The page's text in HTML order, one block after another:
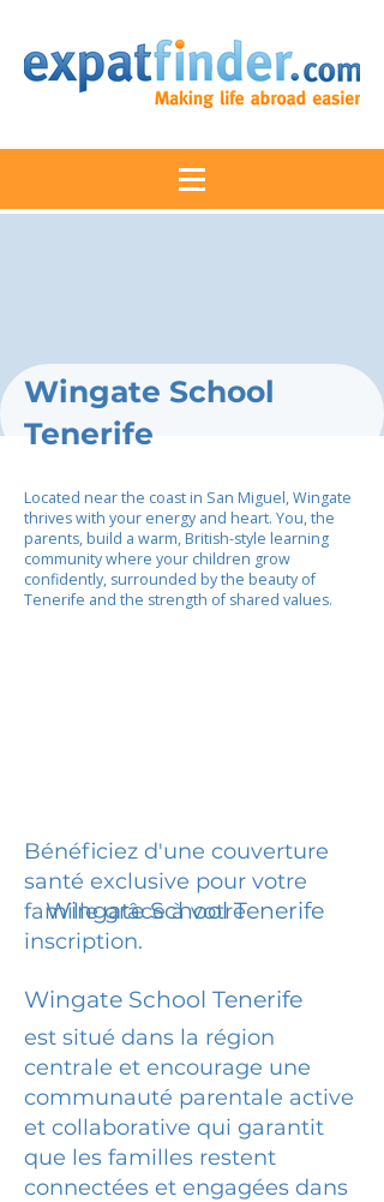
Wingate School
Tenerife
Located near the coast in San Miguel, Wingate
thrives with your energy and heart. You, the
parents, build a warm, British-style learning
community where your children grow
confidently, surrounded by the beauty of
Tenerife and the strength of shared values.
Bénéficiez d'une couverture
santé exclusive pour votre
famille grâce à votre
inscription.
Wingate School Tenerife
Wingate School Tenerife
est situé dans la région
centrale et encourage une
communauté parentale active
et collaborative qui garantit
que les familles restent
connectées et engagées dans